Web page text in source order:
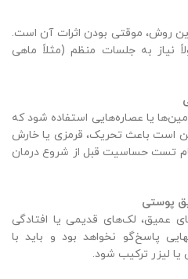
روش، موقتی بودن اثرات آن است.
نیاز به جلسات منظم (مثلاً ماهی
یا عصاره‌هایی استفاده شود که
است باعث تحریک، قرمزی یا خارش
تست حساسیت قبل از شروع درمان
پوستی
عمیق، لک‌های قدیمی یا افتادگی
پاسخ‌گو نخواهد بود و باید با